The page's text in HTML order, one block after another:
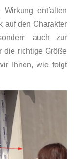
Wirkung entfalten
auf den Charakter
auch zur
die richtige Größe
Ihnen, wie folgt